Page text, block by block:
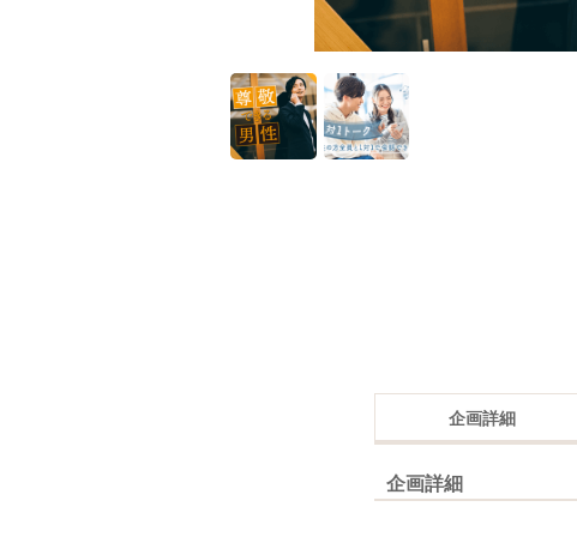
企画詳細
企画詳細